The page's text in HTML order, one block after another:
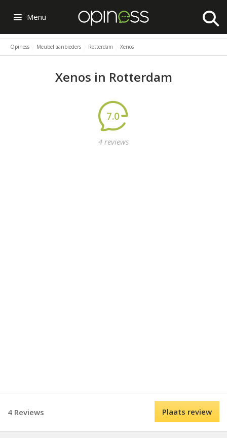
Menu
Opiness Meubel aanbieders Rotterdam Xenos
Xenos in Rotterdam
7.0
4 reviews
4 Reviews Plaats review